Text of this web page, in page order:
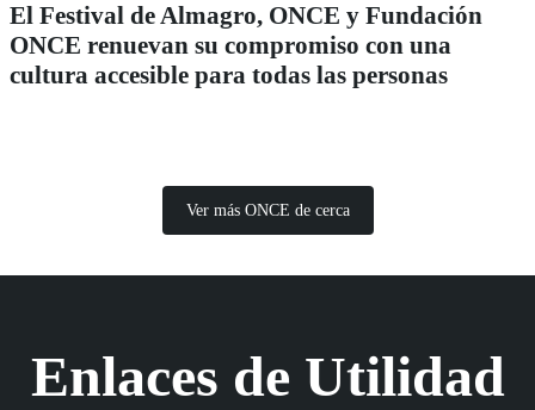
El Festival de Almagro, ONCE y Fundación
ONCE renuevan su compromiso con una
cultura accesible para todas las personas
Ver más ONCE de cerca
Enlaces de Utilidad